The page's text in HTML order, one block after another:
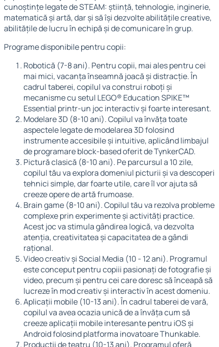
cunoștințe legate de STEAM: știință, tehnologie, inginerie,
matematică și artă, dar și să își dezvolte abilitățile creative,
abilitățile de lucru în echipă și de comunicare în grup.
Programe disponibile pentru copii:
Robotică (7-8 ani). Pentru copii, mai ales pentru cei
mai mici, vacanța înseamnă joacă și distracție. În
cadrul taberei, copilul va construi roboți și
mecanisme cu setul LEGO® Education SPIKE™
Essential printr-un joc interactiv și foarte interesant.
Modelare 3D (8-10 ani). Copilul va învăța toate
aspectele legate de modelarea 3D folosind
instrumente accesibile și intuitive, aplicând limbajul
de programare block-based oferit de TynkerCAD.
Pictură clasică (8-10 ani). Pe parcursul a 10 zile,
copilul tău va explora domeniul picturii și va descoperi
tehnici simple, dar foarte utile, care îl vor ajuta să
creeze opere de artă frumoase.
Brain game (8-10 ani). Copilul tău va rezolva probleme
complexe prin experimente și activități practice.
Acest joc va stimula gândirea logică, va dezvolta
atenția, creativitatea și capacitatea de a gândi
rațional.
Video creativ și Social Media (10 - 12 ani). Programul
este conceput pentru copiii pasionați de fotografie și
video, precum și pentru cei care doresc să înceapă să
lucreze în mod creativ și interactiv în acest domeniu.
Aplicații mobile (10-13 ani). În cadrul taberei de vară,
copilul va avea ocazia unică de a învăța cum să
creeze aplicații mobile interesante pentru iOS și
Android folosind platforma inovatoare Thunkable.
Producții de teatru (10-13 ani). Programul oferă